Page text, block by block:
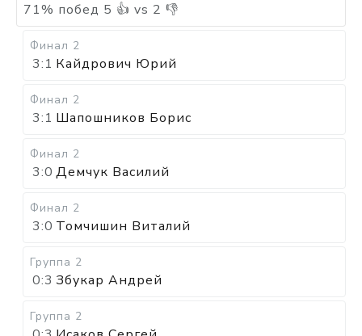
71% побед 5 👍 vs 2 👎
Финал 2
3:1 Кайдрович Юрий
Финал 2
3:1 Шапошников Борис
Финал 2
3:0 Демчук Василий
Финал 2
3:0 Томчишин Виталий
Группа 2
0:3 Збукар Андрей
Группа 2